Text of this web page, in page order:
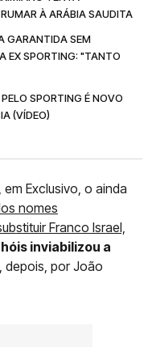
À ARÁBIA SAUDITA
GARANTIDA SEM
EX SPORTING: "TANTO
SPORTING É NOVO
(VÍDEO)
Exclusivo, o ainda
nomes
Franco Israel,
inviabilizou a
depois, por João